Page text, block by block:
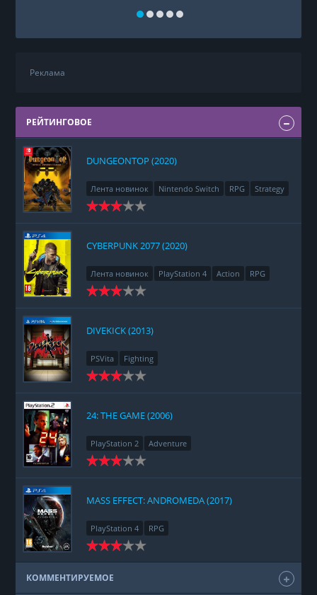
Реклама
РЕЙТИНГОВОЕ
DUNGEONTOP (2020)
Лента новинок Nintendo Switch RPG Strategy
CYBERPUNK 2077 (2020)
Лента новинок PlayStation 4 Action
RPG
Racing
Adventure
DIVEKICK (2013)
PSVita Fighting
24: THE GAME (2006)
PlayStation 2 Adventure
MASS EFFECT: ANDROMEDA (2017)
PlayStation 4 RPG
КОММЕНТИРУЕМОЕ